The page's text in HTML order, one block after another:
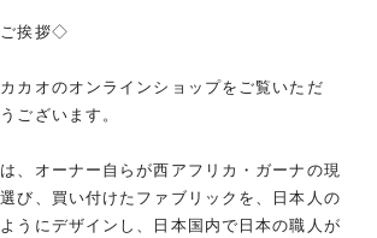
挨拶◇
カオのオンラインショップをご覧いただ
ございます。
、オーナー自らが西アフリカ・ガーナの現
び、買い付けたファブリックを、日本人の
うにデザインし、日本国内で日本の職人が